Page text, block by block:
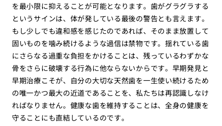
を最小限に抑えることが可能となります。歯がグラグラする
というサインは、体が発している最後の警告とも言えます。
もし少しでも違和感を感じたのであれば、そのまま放置して
固いものを噛み続けるような過信は禁物です。揺れている歯
にさらなる過重な負担をかけることは、残っているわずかな
骨をさらに破壊する行為に他ならないからです。早期発見と
早期治療こそが、自分の大切な天然歯を一生使い続けるため
の唯一かつ最大の近道であることを、私たちは再認識しなけ
ればなりません。健康な歯を維持することは、全身の健康を
守ることにも直結しているのです。